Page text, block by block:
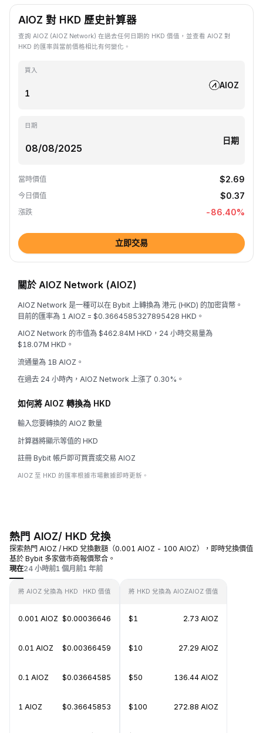
AIOZ 對 HKD 歷史計算器
查詢 AIOZ (AIOZ Network) 在過去任何日期的 HKD 價值，並查看 AIOZ 對
HKD 的匯率與當前價格相比有何變化。
買入
AIOZ
日期
日期
當時價值 $2.69
今日價值 $0.37
漲跌 -86.40%
立即交易
關於 AIOZ Network (AIOZ)
AIOZ Network 是一種可以在 Bybit 上轉換為 港元 (HKD) 的加密貨幣。
目前的匯率為 1 AIOZ = $0.3664585327895428 HKD。
AIOZ Network 的市值為 $462.84M HKD，24 小時交易量為
$18.07M HKD。
流通量為 1B AIOZ。
在過去 24 小時內，AIOZ Network 上漲了 0.30%。
如何將 AIOZ 轉換為 HKD
輸入您要轉換的 AIOZ 數量
計算器將顯示等值的 HKD
註冊 Bybit 帳戶即可買賣或交易 AIOZ
AIOZ 至 HKD 的匯率根據市場數據即時更新。
熱門 AIOZ/ HKD 兌換
探索熱門 AIOZ / HKD 兌換數額（0.001 AIOZ - 100 AIOZ），即時兌換價值
基於 Bybit 多家做市商報價聚合。
現在24 小時前1 個月前1 年前
將 AIOZ 兌換為 HKD HKD 價值
0.001 AIOZ $0.00036646
0.01 AIOZ $0.00366459
0.1 AIOZ $0.03664585
1 AIOZ $0.36645853
將 HKD 兌換為 AIOZAIOZ 價值
$1 2.73 AIOZ
$10 27.29 AIOZ
$50 136.44 AIOZ
$100 272.88 AIOZ